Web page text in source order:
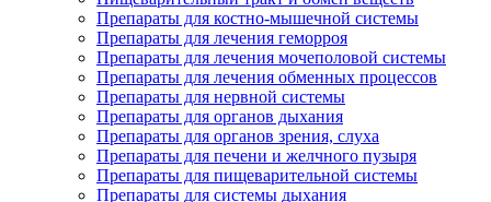
Препараты для костно-мышечной системы
Препараты для лечения геморроя
Препараты для лечения мочеполовой системы
Препараты для лечения обменных процессов
Препараты для нервной системы
Препараты для органов дыхания
Препараты для органов зрения, слуха
Препараты для печени и желчного пузыря
Препараты для пищеварительной системы
Препараты для системы дыхания